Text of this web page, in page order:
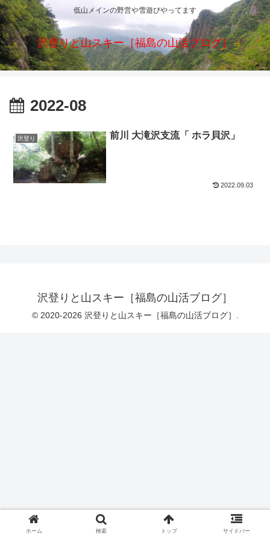
低山メインの野営や雪遊びやってます
沢登りと山スキー［福島の山活ブログ］
2022-08
沢登り 前川 大滝沢支流「 ホラ貝沢」
2022.09.03
沢登りと山スキー［福島の山活ブログ］
© 2020-2026 沢登りと山スキー［福島の山活ブログ］.
ホーム 検索 トップ サイドバー